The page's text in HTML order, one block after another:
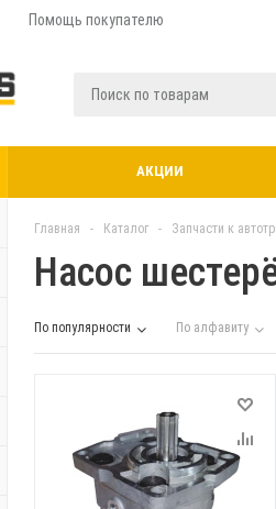
Помощь покупателю
АКЦИИ
Главная - Каталог - Запчасти к
Насос
По популярности По алфавиту